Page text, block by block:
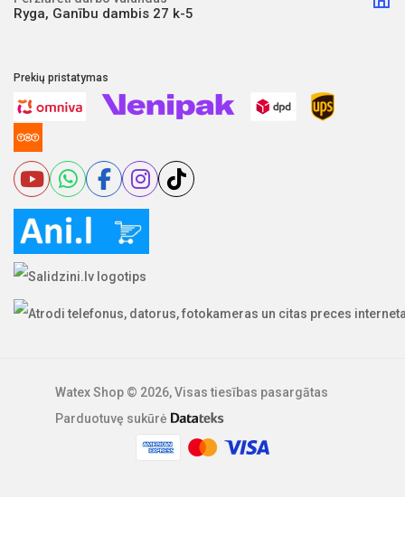
Ryga, Ganību dambis 27 k-5
Prekių pristatymas
Watex Shop © 2026, Visas tiesības pasargātas
Parduotuvę sukūrė